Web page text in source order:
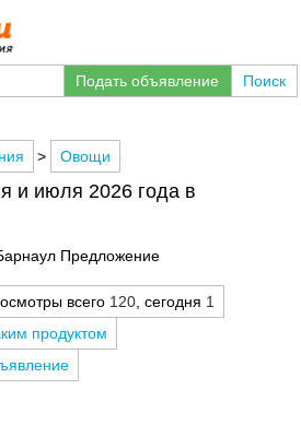
Подать объявление
Поиск
> Овощи
и июля 2026 года в
Предложение
всего 120 , сегодня 1
продуктом